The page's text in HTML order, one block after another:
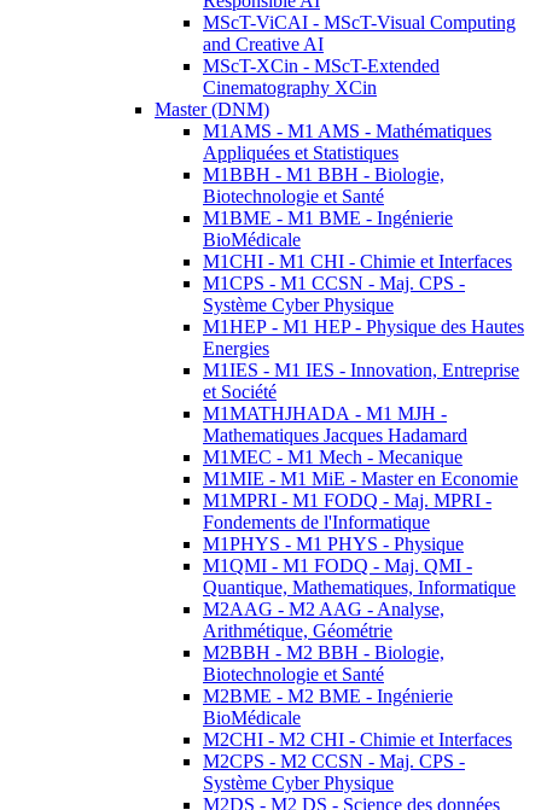
MScT-ViCAI - MScT-Visual Computing
and Creative AI
MScT-XCin - MScT-Extended
Cinematography XCin
Master (DNM)
M1AMS - M1 AMS - Mathématiques
Appliquées et Statistiques
M1BBH - M1 BBH - Biologie,
Biotechnologie et Santé
M1BME - M1 BME - Ingénierie
BioMédicale
M1CHI - M1 CHI - Chimie et Interfaces
M1CPS - M1 CCSN - Maj. CPS -
Système Cyber Physique
M1HEP - M1 HEP - Physique des Hautes
Energies
M1IES - M1 IES - Innovation, Entreprise
et Société
M1MATHJHADA - M1 MJH -
Mathematiques Jacques Hadamard
M1MEC - M1 Mech - Mecanique
M1MIE - M1 MiE - Master en Economie
M1MPRI - M1 FODQ - Maj. MPRI -
Fondements de l'Informatique
M1PHYS - M1 PHYS - Physique
M1QMI - M1 FODQ - Maj. QMI -
Quantique, Mathematiques, Informatique
M2AAG - M2 AAG - Analyse,
Arithmétique, Géométrie
M2BBH - M2 BBH - Biologie,
Biotechnologie et Santé
M2BME - M2 BME - Ingénierie
BioMédicale
M2CHI - M2 CHI - Chimie et Interfaces
M2CPS - M2 CCSN - Maj. CPS -
Système Cyber Physique
M2DS - M2 DS - Science des données